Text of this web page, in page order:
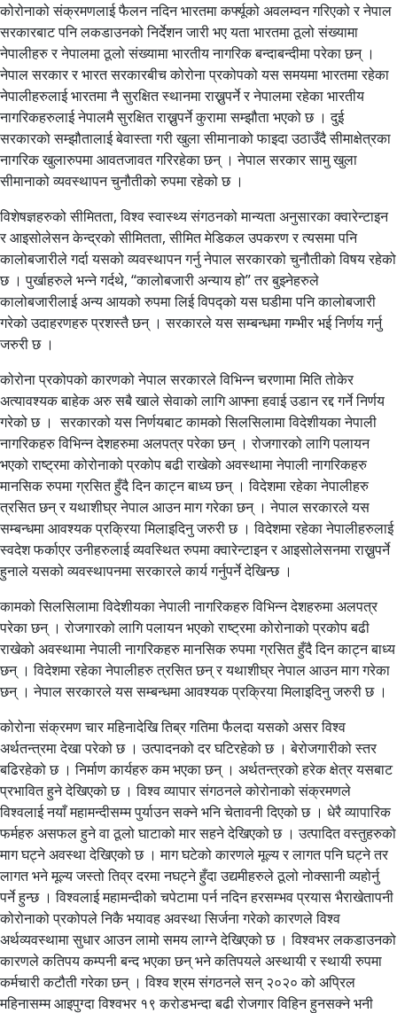
कोरोनाको संक्रमणलाई फैलन नदिन भारतमा कर्फ्यूको अवलम्वन गरिएको र नेपाल
सरकारबाट पनि लकडाउनको निर्देशन जारी भए यता भारतमा ठूलो संख्यामा
नेपालीहरु र नेपालमा ठूलो संख्यामा भारतीय नागरिक बन्दाबन्दीमा परेका छन् ।
नेपाल सरकार र भारत सरकारबीच कोरोना प्रकोपको यस समयमा भारतमा रहेका
नेपालीहरुलाई भारतमा नै सुरक्षित स्थानमा राख्नुपर्ने र नेपालमा रहेका भारतीय
नागरिकहरुलाई नेपालमै सुरक्षित राख्नुपर्ने कुरामा सम्झौता भएको छ । दुई
सरकारको सम्झौतालाई बेवास्ता गरी खुला सीमानाको फाइदा उठाउँदै सीमाक्षेत्रका
नागरिक खुलारुपमा आवतजावत गरिरहेका छन् । नेपाल सरकार सामु खुला
सीमानाको व्यवस्थापन चुनौतीको रुपमा रहेको छ ।
विशेषज्ञहरुको सीमितता, विश्व स्वास्थ्य संगठनको मान्यता अनुसारका क्वारेन्टाइन
र आइसोलेसन केन्द्रको सीमितता, सीमित मेडिकल उपकरण र त्यसमा पनि
कालोबजारीले गर्दा यसको व्यवस्थापन गर्नु नेपाल सरकारको चुनौतीको विषय रहेको
छ । पुर्खाहरुले भन्ने गर्दथे, “कालोबजारी अन्याय हो” तर बुझ्नेहरुले
कालोबजारीलाई अन्य आयको रुपमा लिई विपद्को यस घडीमा पनि कालोबजारी
गरेको उदाहरणहरु प्रशस्तै छन् । सरकारले यस सम्बन्धमा गम्भीर भई निर्णय गर्नु
जरुरी छ ।
कोरोना प्रकोपको कारणको नेपाल सरकारले विभिन्न चरणामा मिति ताेकेर
अत्यावश्यक बाहेक अरु सबै खाले सेवाको लागि आफ्ना हवाई उडान रद्द गर्ने निर्णय
गरेको छ । सरकारको यस निर्णयबाट कामको सिलसिलामा विदेशीयका नेपाली
नागरिकहरु विभिन्न देशहरुमा अलपत्र परेका छन् । रोजगारको लागि पलायन
भएको राष्ट्रमा कोरोनाको प्रकोप बढी राखेको अवस्थामा नेपाली नागरिकहरु
मानसिक रुपमा ग्रसित हुँदै दिन काट्न बाध्य छन् । विदेशमा रहेका नेपालीहरु
त्रसित छन् र यथाशीघ्र नेपाल आउन माग गरेका छन् । नेपाल सरकारले यस
सम्बन्धमा आवश्यक प्रक्रिया मिलाइदिनु जरुरी छ । विदेशमा रहेका नेपालीहरुलाई
स्वदेश फर्काएर उनीहरुलाई व्यवस्थित रुपमा क्वारेन्टाइन र आइसोलेसनमा राख्नुपर्ने
हुनाले यसको व्यवस्थापनमा सरकारले कार्य गर्नुपर्ने देखिन्छ ।
कामको सिलसिलामा विदेशीयका नेपाली नागरिकहरु विभिन्न देशहरुमा अलपत्र
परेका छन् । रोजगारको लागि पलायन भएको राष्ट्रमा कोरोनाको प्रकोप बढी
राखेको अवस्थामा नेपाली नागरिकहरु मानसिक रुपमा ग्रसित हुँदै दिन काट्न बाध्य
छन् । विदेशमा रहेका नेपालीहरु त्रसित छन् र यथाशीघ्र नेपाल आउन माग गरेका
छन् । नेपाल सरकारले यस सम्बन्धमा आवश्यक प्रक्रिया मिलाइदिनु जरुरी छ ।
कोरोना संक्रमण चार महिनादेखि तिब्र गतिमा फैलदा यसको असर विश्व
अर्थतन्त्रमा देखा परेको छ । उत्पादनको दर घटिरहेको छ । बेरोजगारीको स्तर
बढिरहेको छ । निर्माण कार्यहरु कम भएका छन् । अर्थतन्त्रको हरेक क्षेत्र यसबाट
प्रभावित हुने देखिएको छ । विश्व व्यापार संगठनले कोरोनाको संक्रमणले
विश्वलाई नयाँ महामन्दीसम्म पुर्याउन सक्ने भनि चेतावनी दिएको छ । धेरै व्यापारिक
फर्महरु असफल हुने वा ठूलो घाटाको मार सहने देखिएको छ । उत्पादित वस्तुहरुको
माग घट्ने अवस्था देखिएको छ । माग घटेको कारणले मूल्य र लागत पनि घट्ने तर
लागत भने मूल्य जस्तो तिव्र दरमा नघट्ने हुँदा उद्यमीहरुले ठूलो नोक्सानी व्यहोर्नु
पर्ने हुन्छ । विश्वलाई महामन्दीको चपेटामा पर्न नदिन हरसम्भव प्रयास भैराखेतापनी
कोरोनाको प्रकोपले निकै भयावह अवस्था सिर्जना गरेको कारणले विश्व
अर्थव्यवस्थामा सुधार आउन लामो समय लाग्ने देखिएको छ । विश्वभर लकडाउनको
कारणले कतिपय कम्पनी बन्द भएका छन् भने कतिपयले अस्थायी र स्थायी रुपमा
कर्मचारी कटौती गरेका छन् । विश्व श्रम संगठनले सन् २०२० को अप्रिल
महिनासम्म आइपुग्दा विश्वभर १९ करोडभन्दा बढी रोजगार विहिन हुनसक्ने भनी